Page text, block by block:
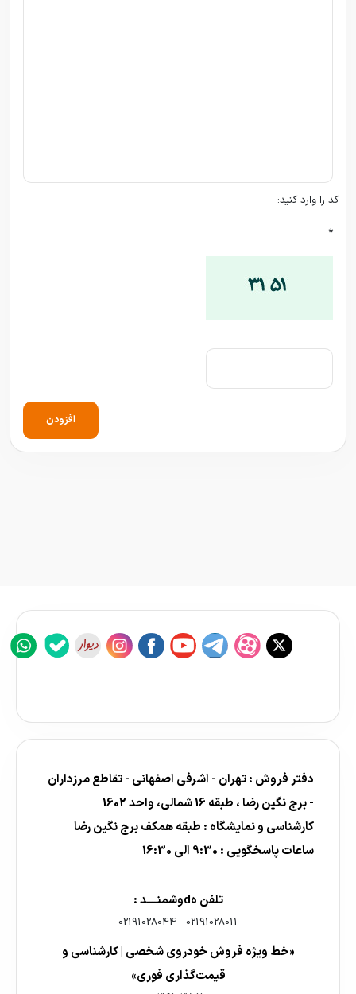
کد را وارد کنید:
*
افزودن
دفتر فروش : تهران - اشرفی اصفهانی - تقاطع مرزداران
- برج نگین رضا ، طبقه 16 شمالی، واحد 1602
کارشناسی و نمایشگاه : طبقه همکف برج نگین رضا
ساعات پاسخگویی : 9:30 الی 16:30
تلفن هdوشمنــــد :
02191028011
-
02191028044
«خط ویژه فروش خودروی شخصی | کارشناسی و
قیمت‌گذاری فوری»